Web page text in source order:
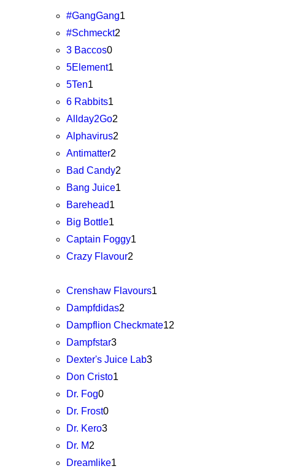
#GangGang1
#Schmeckt2
3 Baccos0
5Element1
5Ten1
6 Rabbits1
Allday2Go2
Alphavirus2
Antimatter2
Bad Candy2
Bang Juice1
Barehead1
Big Bottle1
Captain Foggy1
Crazy Flavour2
Crenshaw Flavours1
Dampfdidas2
Dampflion Checkmate12
Dampfstar3
Dexter's Juice Lab3
Don Cristo1
Dr. Fog0
Dr. Frost0
Dr. Kero3
Dr. M2
Dreamlike1